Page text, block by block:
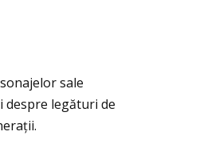
sale
despre legături de